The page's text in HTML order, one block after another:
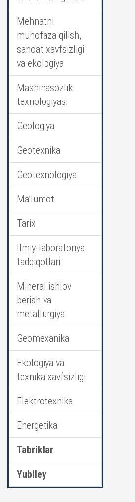
Mehnatni
muhofaza qilish,
sanoat xavfsizligi
va ekologiya
Mashinasozlik
texnologiyasi
Geologiya
Geotexnika
Geotexnologiya
Ma’lumot
Tarix
Ilmiy-laboratoriya
tadqiqotlari
Mineral ishlov
berish va
metallurgiya
Geomexanika
Ekologiya va
texnika xavfsizligi
Elektrotexnika
Energetika
Tabriklar
Yubiley